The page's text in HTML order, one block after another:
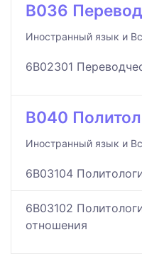
B036
Иностранный язык и
6B02301
B040
Иностранный язык и
6B03104
6B03102
отношения